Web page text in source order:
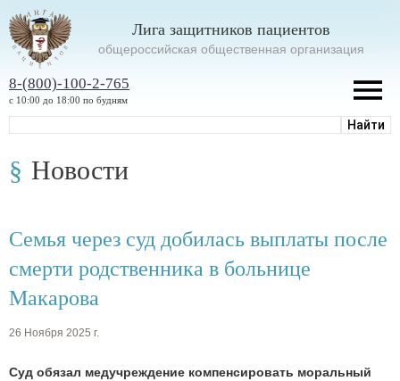
Лига защитников пациентов
oбщероссийская общественная организация
8-(800)-100-2-765
с 10:00 до 18:00 по будням
Новости
Семья через суд добилась выплаты после
смерти родственника в больнице
Макарова
26 Ноября 2025 г.
Суд обязал медучреждение компенсировать моральный